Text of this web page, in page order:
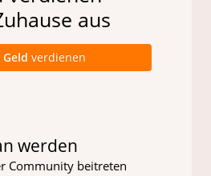
aus
Geld verdienen
werden
Community beitreten